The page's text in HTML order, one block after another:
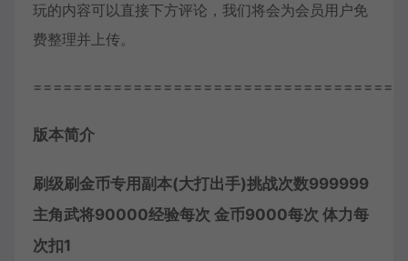
玩的内容可以直接下方评论，我们将会为会员用户免
费整理并上传。
版本简介
刷级刷金币专用副本(大打出手)挑战次数999999
主角武将90000经验每次 金币9000每次 体力每
次扣1